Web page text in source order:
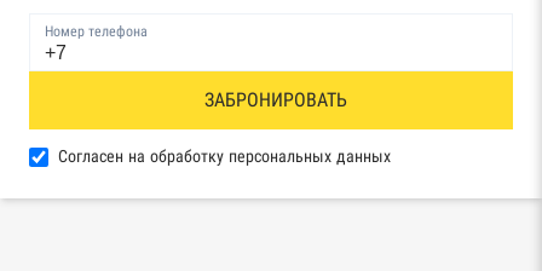
банкротстве физических лиц
Реестр товарных знаков и знаков обслуживания
База исполнительного производства
Номер телефона
ЗАБРОНИРОВАТЬ
Согласен на обработку персональных данных